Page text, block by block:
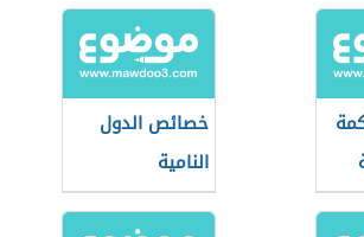
خصائص الدول
النامية